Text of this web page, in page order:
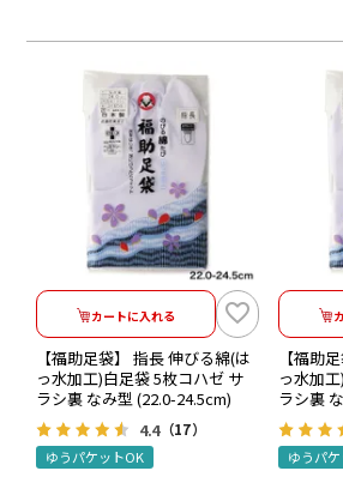
カートに入れる
【福助足袋】 指長 伸びる綿(は
っ水加工)白足袋 5枚コハゼ サ
ラシ裏 なみ型 (22.0-24.5cm)
4.4（17）
ゆうパケットOK
【福助
っ水加
ラシ裏
ゆうパ